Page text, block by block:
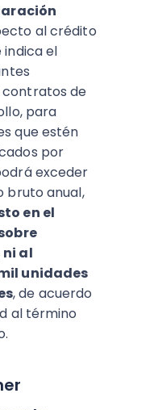
al crédito
indica el
contratos de
para
que estén
por
exceder
bruto anual,
en el
ni al
unidades
, de acuerdo
al término